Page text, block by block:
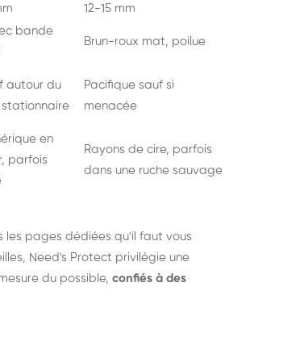
12-15 mm
bande
Brun-roux mat, poilue
autour du
stationnaire
Pacifique sauf si
menacée
en
parfois
Rayons de cire, parfois
dans une ruche sauvage
les pages dédiées qu'il faut vous
Need's Protect privilégie une
du possible, confiés à des